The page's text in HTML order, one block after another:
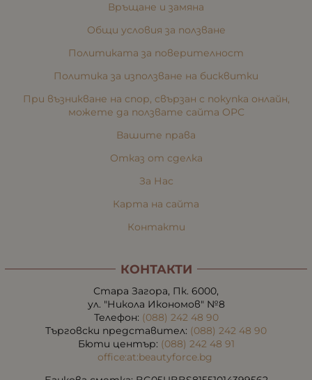
Връщане и замяна
Общи условия за ползване
Политиката за поверителност
Политика за използване на бисквитки
При възникване на спор, свързан с покупка онлайн,
можете да ползвате сайта ОРС
Вашите права
Отказ от сделка
За Нас
Карта на сайта
Контакти
КОНТАКТИ
Стара Загора, Пк. 6000,
ул. "Никола Икономов" №8
Телефон: (088) 242 48 90
Търговски представител: (088) 242 48 90
Бюти център: (088) 242 48 91
office:at:beautyforce.bg